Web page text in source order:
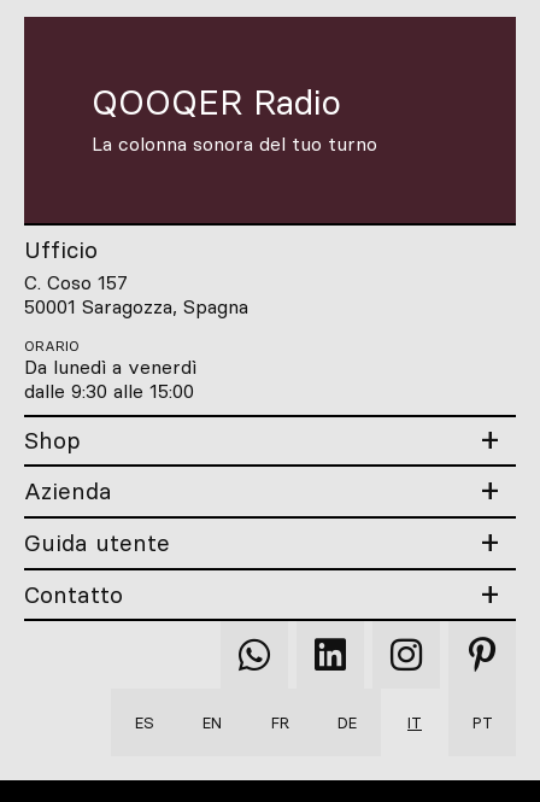
QOOQER Radio
La colonna sonora del tuo turno
Ufficio
C. Coso 157
50001 Saragozza, Spagna
ORARIO
Da lunedì a venerdì
dalle 9:30 alle 15:00
Shop
Azienda
Guida utente
Contatto
Qooqer
WhatsApp
Qooqer
Linkedin
Qooqer
Instagram
Qooqer
ES EN FR DE IT PT